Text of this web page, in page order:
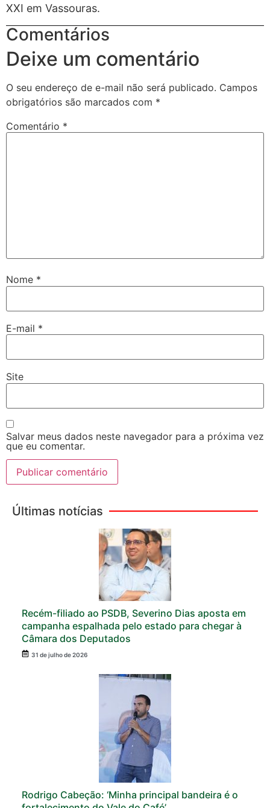
XXI em Vassouras.
Comentários
Deixe um comentário
O seu endereço de e-mail não será publicado. Campos
obrigatórios são marcados com *
Comentário *
Nome *
E-mail *
Site
Salvar meus dados neste navegador para a próxima vez
que eu comentar.
Últimas notícias
Recém-filiado ao PSDB, Severino Dias aposta em
campanha espalhada pelo estado para chegar à
Câmara dos Deputados
31 de julho de 2026
Rodrigo Cabeção: ‘Minha principal bandeira é o